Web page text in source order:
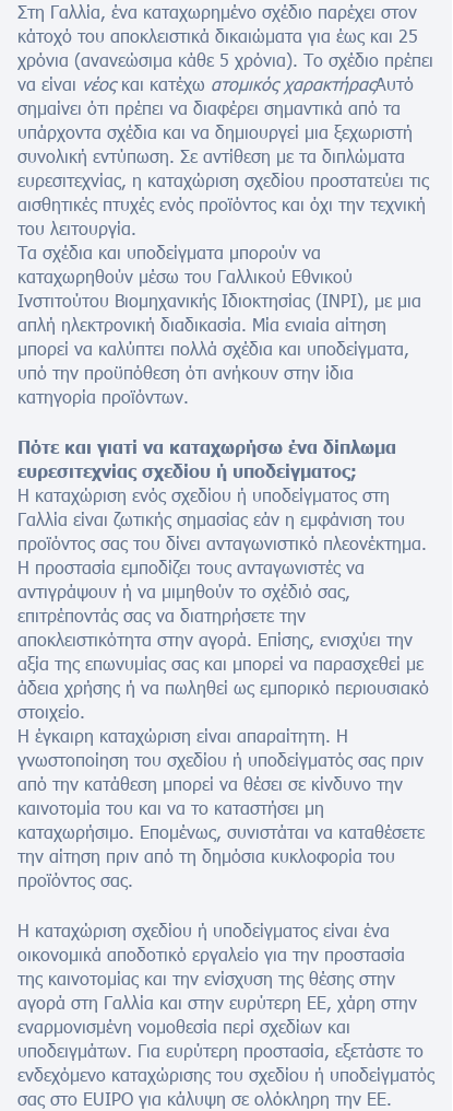
Στη Γαλλία, ένα καταχωρημένο σχέδιο παρέχει στον
κάτοχό του αποκλειστικά δικαιώματα για έως και 25
χρόνια (ανανεώσιμα κάθε 5 χρόνια). Το σχέδιο πρέπει
να είναι νέοςκαι κατέχω ατομικός χαρακτήραςΑυτό
σημαίνει ότι πρέπει να διαφέρει σημαντικά από τα
υπάρχοντα σχέδια και να δημιουργεί μια ξεχωριστή
συνολική εντύπωση. Σε αντίθεση με τα διπλώματα
ευρεσιτεχνίας, η καταχώριση σχεδίου προστατεύει τις
αισθητικές πτυχές ενός προϊόντος και όχι την τεχνική
του λειτουργία.
Τα σχέδια και υποδείγματα μπορούν να
καταχωρηθούν μέσω του Γαλλικού Εθνικού
Ινστιτούτου Βιομηχανικής Ιδιοκτησίας (INPI), με μια
απλή ηλεκτρονική διαδικασία. Μία ενιαία αίτηση
μπορεί να καλύπτει πολλά σχέδια και υποδείγματα,
υπό την προϋπόθεση ότι ανήκουν στην ίδια
κατηγορία προϊόντων.
Πότε και γιατί να καταχωρήσω ένα δίπλωμα
ευρεσιτεχνίας σχεδίου ή υποδείγματος;
Η καταχώριση ενός σχεδίου ή υποδείγματος στη
Γαλλία είναι ζωτικής σημασίας εάν η εμφάνιση του
προϊόντος σας του δίνει ανταγωνιστικό πλεονέκτημα.
Η προστασία εμποδίζει τους ανταγωνιστές να
αντιγράψουν ή να μιμηθούν το σχέδιό σας,
επιτρέποντάς σας να διατηρήσετε την
αποκλειστικότητα στην αγορά. Επίσης, ενισχύει την
αξία της επωνυμίας σας και μπορεί να παρασχεθεί με
άδεια χρήσης ή να πωληθεί ως εμπορικό περιουσιακό
στοιχείο.
Η έγκαιρη καταχώριση είναι απαραίτητη. Η
γνωστοποίηση του σχεδίου ή υποδείγματός σας πριν
από την κατάθεση μπορεί να θέσει σε κίνδυνο την
καινοτομία του και να το καταστήσει μη
καταχωρήσιμο. Επομένως, συνιστάται να καταθέσετε
την αίτηση πριν από τη δημόσια κυκλοφορία του
προϊόντος σας.
Η καταχώριση σχεδίου ή υποδείγματος είναι ένα
οικονομικά αποδοτικό εργαλείο για την προστασία
της καινοτομίας και την ενίσχυση της θέσης στην
αγορά στη Γαλλία και στην ευρύτερη ΕΕ, χάρη στην
εναρμονισμένη νομοθεσία περί σχεδίων και
υποδειγμάτων. Για ευρύτερη προστασία, εξετάστε το
ενδεχόμενο καταχώρισης του σχεδίου ή υποδείγματός
σας στο EUIPO για κάλυψη σε ολόκληρη την ΕΕ.